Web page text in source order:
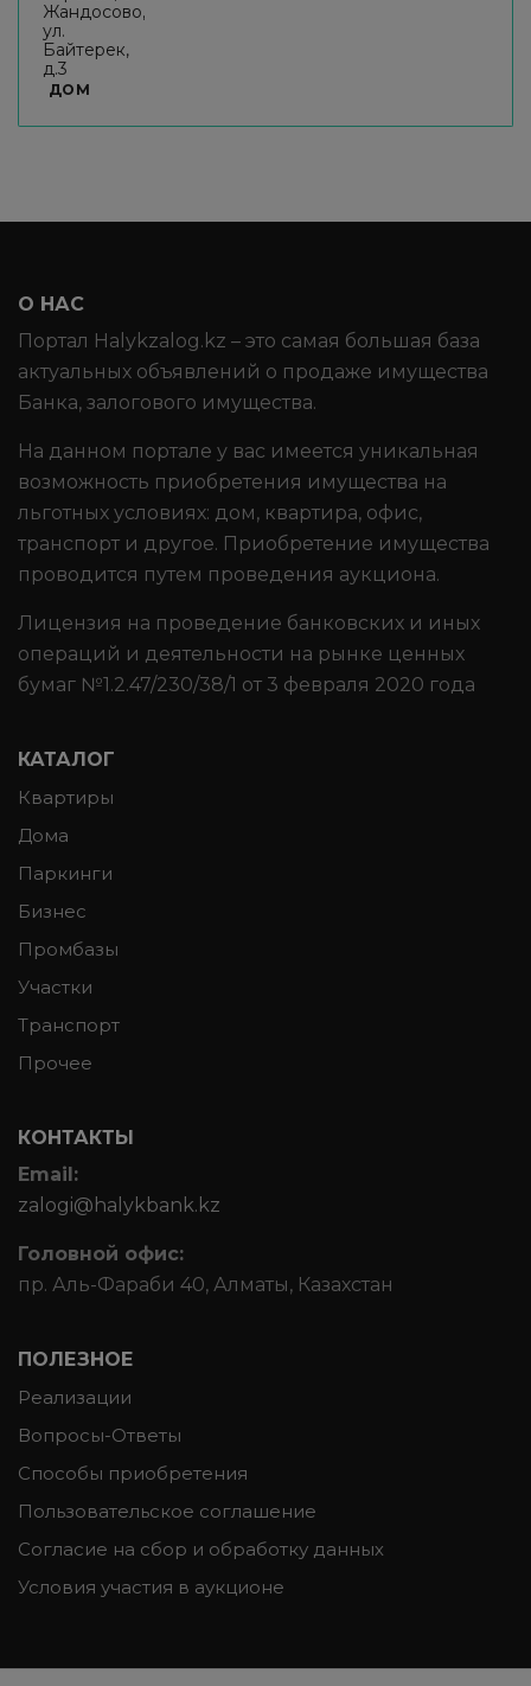
ДОМ
О НАС
Портал Halykzalog.kz – это самая большая база
актуальных объявлений о продаже имущества
Банка, залогового имущества.
На данном портале у вас имеется уникальная
возможность приобретения имущества на
льготных условиях: дом, квартира, офис,
транспорт и другое. Приобретение имущества
проводится путем проведения аукциона.
Лицензия на проведение банковских и иных
операций и деятельности на рынке ценных
бумаг №1.2.47/230/38/1 от 3 февраля 2020 года
КАТАЛОГ
Квартиры
Дома
Паркинги
Бизнес
Промбазы
Участки
Транспорт
Прочее
КОНТАКТЫ
Email:
zalogi@halykbank.kz
Головной офис:
пр. Аль-Фараби 40, Алматы, Казахстан
ПОЛЕЗНОЕ
Реализации
Вопросы-Ответы
Способы приобретения
Пользовательское соглашение
Согласие на сбор и обработку данных
Условия участия в аукционе